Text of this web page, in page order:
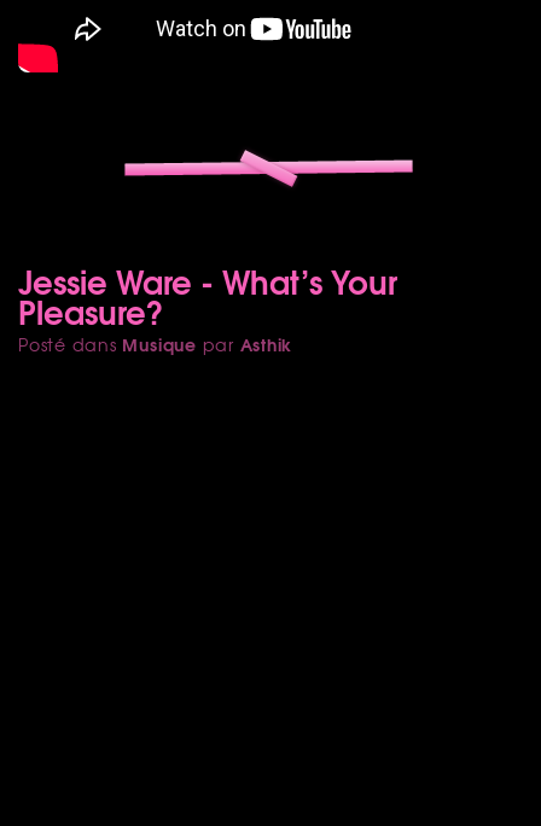
Jessie Ware - What’s Your
Pleasure?
Posté dans Musique par Asthik